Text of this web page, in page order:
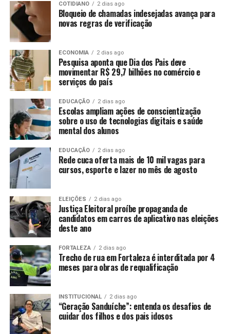
COTIDIANO 2 dias ago
Bloqueio de chamadas indesejadas avança para
novas regras de verificação
ECONOMIA 2 dias ago
Pesquisa aponta que Dia dos Pais deve
movimentar R$ 29,7 bilhões no comércio e
serviços do país
EDUCAÇÃO 2 dias ago
Escolas ampliam ações de conscientização
sobre o uso de tecnologias digitais e saúde
mental dos alunos
EDUCAÇÃO 2 dias ago
Rede cuca oferta mais de 10 mil vagas para
cursos, esporte e lazer no mês de agosto
ELEIÇÕES 2 dias ago
Justiça Eleitoral proíbe propaganda de
candidatos em carros de aplicativo nas eleições
deste ano
FORTALEZA 2 dias ago
Trecho de rua em Fortaleza é interditada por 4
meses para obras de requalificação
INSTITUCIONAL 2 dias ago
“Geração Sanduíche”: entenda os desafios de
cuidar dos filhos e dos pais idosos